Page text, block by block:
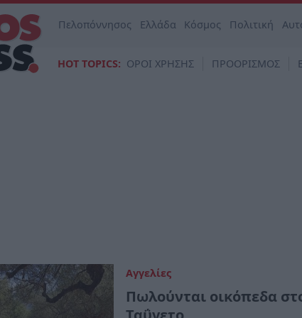
Πελοπόννησος Ελλάδα Κόσμος Πολιτική
HOT TOPICS: ΟΡΟΙ ΧΡΗΣΗΣ ΠΡΟΟΡΙΣΜΟΣ
Αγγελίες
Πωλούνται οικόπεδα